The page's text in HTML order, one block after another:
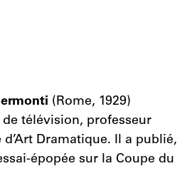
(Rome, 1929)
télévision, professeur
Dramatique. Il a publié,
épopée sur la Coupe du